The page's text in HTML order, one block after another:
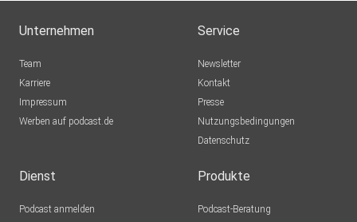
Unternehmen
Team
Karriere
Impressum
Werben auf podcast.de
Service
Newsletter
Kontakt
Presse
Nutzungsbedingungen
Datenschutz
Dienst
Podcast anmelden
Produkte
Podcast-Beratung